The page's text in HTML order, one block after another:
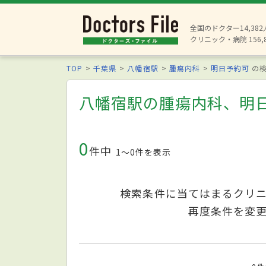
全国のドクター14,382
クリニック・病院
TOP 千葉県 八幡宿駅 腫瘍内科 明日予約可 の
八幡宿駅の腫瘍内科、明
0件中 1〜0件を表示
検索条件に当てはまるクリ
再度条件を変